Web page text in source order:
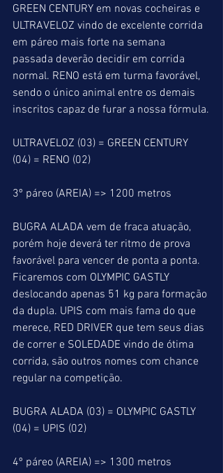
GREEN CENTURY em novas cocheiras e
ULTRAVELOZ vindo de excelente corrida
em páreo mais forte na semana
passada deverão decidir em corrida
normal. RENO está em turma favorável,
sendo o único animal entre os demais
inscritos capaz de furar a nossa fórmula.
ULTRAVELOZ (03) = GREEN CENTURY
(04) = RENO (02)
3º páreo (AREIA) => 1200 metros
BUGRA ALADA vem de fraca atuação,
porém hoje deverá ter ritmo de prova
favorável para vencer de ponta a ponta.
Ficaremos com OLYMPIC GASTLY
deslocando apenas 51 kg para formação
da dupla. UPIS com mais fama do que
merece, RED DRIVER que tem seus dias
de correr e SOLEDADE vindo de ótima
corrida, são outros nomes com chance
regular na competição.
BUGRA ALADA (03) = OLYMPIC GASTLY
(04) = UPIS (02)
4º páreo (AREIA) => 1300 metros